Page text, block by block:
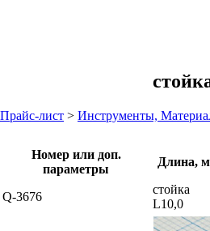
Прайс-лист > Инструменты,
Номер или доп.
параметры
Длина,
Q-3676
стойка
L10,0